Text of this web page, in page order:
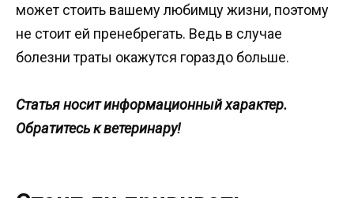
может стоить вашему любимцу жизни, поэтому
не стоит ей пренебрегать. Ведь в случае
болезни траты окажутся гораздо больше.
Статья носит информационный характер.
Обратитесь к ветеринару!